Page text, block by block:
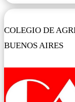
COLEGIO DE
BUENOS AIRES